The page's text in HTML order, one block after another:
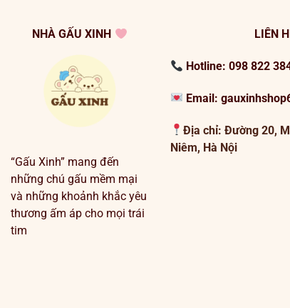
NHÀ GẤU XINH
“Gấu Xinh” mang đến
những chú gấu mềm mại
và những khoảnh khắc yêu
thương ấm áp cho mọi trái
tim
LIÊN
Hotline: 098 822
Email:
Địa chỉ: Đường 20,
Niêm, Hà Nội